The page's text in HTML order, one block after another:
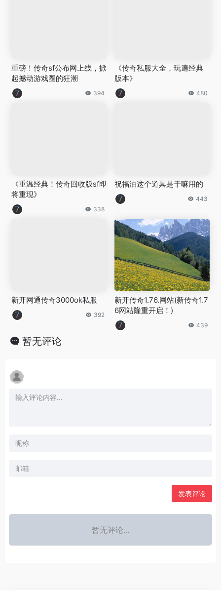
重磅！传奇sf公布网上线，掀
起撼动游戏圈的狂潮
394
《传奇私服大全，玩遍经典
版本》
480
《重温经典！传奇回收版sf即
将重现》
338
祝福油这个道具是干嘛用的
443
新开网通传奇3000ok私服
392
新开传奇1.76.网站(新传奇1.7
6网站隆重开启！)
439
暂无评论
发表评论
暂无评论...